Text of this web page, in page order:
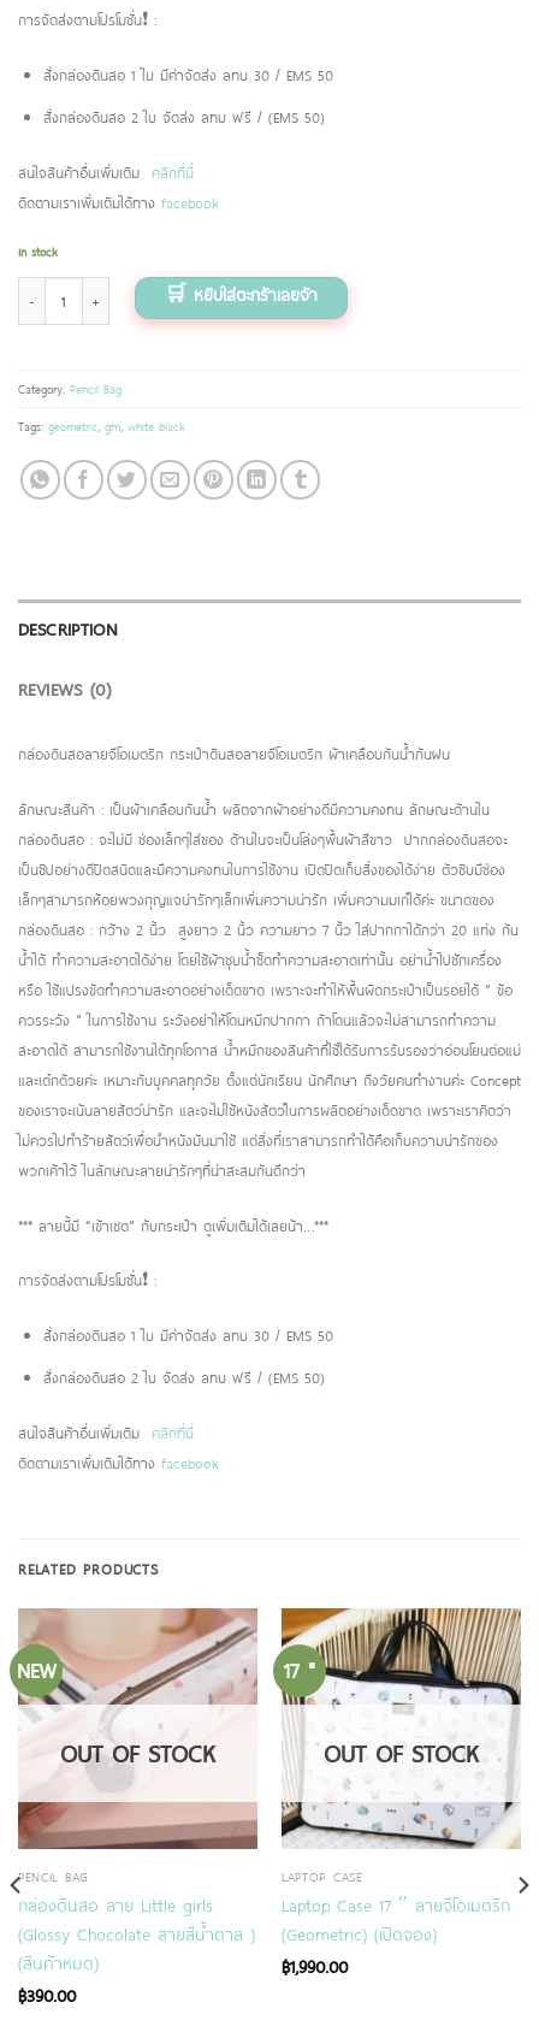
การจัดส่งตามโปรโมชั่น❗️ :
สั่งกล่องดินสอ 1 ใบ มีค่าจัดส่ง ลทบ 30 / EMS 50
สั่งกล่องดินสอ 2 ใบ จัดส่ง ลทบ ฟรี / (EMS 50)
สนใจสินค้าอื่นเพิ่มเติม คลิกที่นี่
ติดตามเราเพิ่มเติมได้ทาง facebook
In stock
กล่องดินสอ ลายจีโอเมตริก (Geometric) quantity
Category: Pencil Bag
Tags: geometric, gm, white black
DESCRIPTION
REVIEWS (0)
กล่องดินสอลายจีโอเมตริก กระเป๋าดินสอลายจีโอเมตริก ผ้าเคลือบกันน้ำกันฝน
ลักษณะสินค้า : เป็นผ้าเคลือบกันน้ำ ผลิตจากผ้าอย่างดีมีความคงทน ลักษณะด้านใน
กล่องดินสอ : จะไม่มี ช่องเล็กๆใส่ของ ด้านในจะเป็นโล่งๆพื้นผ้าสีขาว ปากกล่องดินสอจะ
เป็นซิปอย่างดีปิดสนิดและมีความคงทนในการใช้งาน เปิดปิดเก็บสิ่งของได้ง่าย ตัวซิบมีช่อง
เล็กๆสามารถห้อยพวงกุญแจน่ารักๆเล็กเพิ่มความน่ารัก เพิ่มความมเก๋ได้ค่ะ ขนาดของ
กล่องดินสอ : กว้าง 2 นิ้ว สูงยาว 2 นิ้ว ความยาว 7 นิ้ว ใส่ปากกาได้กว่า 20 แท่ง กัน
น้ำได้ ทำความสะอาดได้ง่าย โดยใช้ผ้าชุบน้ำช็ดทำความสะอาดเท่านั้น อย่าน้ำไปซักเครื่อง
หรือ ใช้แปรงขัดทำความสะอาดอย่างเด็ดขาด เพราะจะทำให้พื้นผิดกระเป๋าเป็นรอยได้ ” ข้อ
ควรระวัง ” ในการใช้งาน ระวังอย่าให้โดนหมึกปากกา ถ้าโดนแล้วจะไม่สามารถทำความ
สะอาดได้ สามารถใช้งานได้ทุกโอกาส น้ำหมึกของสินค้าที่ใช้ได้รับการรับรองว่าอ่อนโยนต่อแม่
และเด๋กด้วยค่ะ เหมาะกับบุคคลทุกวัย ตั้งแต่นักเรียน นักศึกษา ถึงวัยคนทำงานค่ะ Concept
ของเราจะเน้นลายสัตว์น่ารัก และจะไม่ใช้หนังสัตว์ในการผลิตอย่างเด็ดขาด เพราะเราคิดว่า
ไม่ควรไปทำร้ายสัตว์เพื่อนำหนังมันมาใช้ แต่สิ่งที่เราสามารถทำได้คือเก็บความน่ารักของ
พวกเค้าไว้ ในลักษณะลายน่ารักๆที่น่าสะสมกันดีกว่า
*** ลายนี้มี “เข้าเซต” กับกระเป๋า ดูเพิ่มเติมได้เลยน้า…***
การจัดส่งตามโปรโมชั่น❗️ :
สั่งกล่องดินสอ 1 ใบ มีค่าจัดส่ง ลทบ 30 / EMS 50
สั่งกล่องดินสอ 2 ใบ จัดส่ง ลทบ ฟรี / (EMS 50)
สนใจสินค้าอื่นเพิ่มเติม คลิกที่นี่
ติดตามเราเพิ่มเติมได้ทาง facebook
RELATED PRODUCTS
NEW
OUT OF STOCK
PENCIL BAG
กล่องดินสอ ลาย Little girls
(ฺGlossy Chocolate สายสีน้ำตาล )
(สินค้าหมด)
฿390.00
17 "
OUT OF STOCK
LAPTOP CASE
Laptop Case 17 ″ ลายจีโอเมตริก
(Geometric) (เปิดจอง)
฿1,990.00